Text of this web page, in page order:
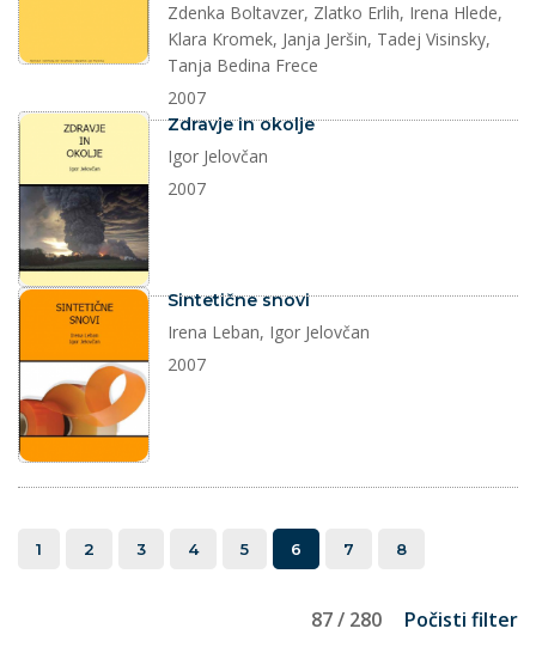
Zdenka Boltavzer, Zlatko Erlih, Irena Hlede,
Klara Kromek, Janja Jeršin, Tadej Visinsky,
Tanja Bedina Frece
2007
dokument
Zdravje in okolje
Igor Jelovčan
2007
dokument
Sintetične snovi
Irena Leban, Igor Jelovčan
2007
1 2 3 4 5 6 7 8
87 / 280 Počisti filter